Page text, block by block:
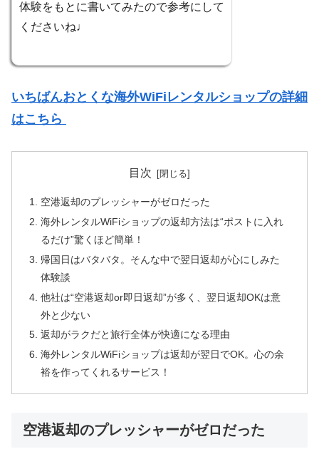
体験をもとに書いてみたので参考にして
くださいね♩
いちばんおとくな海外WiFiレンタルショップの詳細
はこちら
目次
空港返却のプレッシャーがゼロだった
海外レンタルWiFiショップの返却方法は“ポストに入れ
るだけ”驚くほど簡単！
帰国日はバタバタ。そんな中で翌日返却が心にしみた
体験談
他社は“空港返却or即日返却”が多く、翌日返却OKは意
外と少ない
返却がラクだと旅行全体が快適になる理由
海外レンタルWiFiショップは返却が翌日でOK。心の余
裕を作ってくれるサービス！
空港返却のプレッシャーがゼロだった